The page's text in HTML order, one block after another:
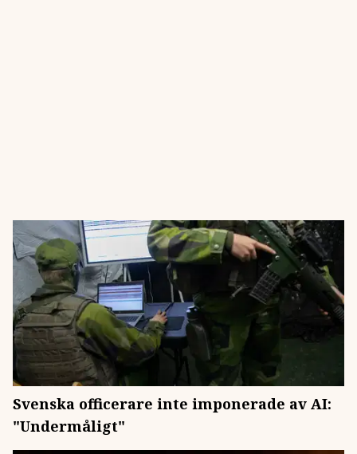
Svenska officerare inte imponerade av AI:
"Undermåligt"